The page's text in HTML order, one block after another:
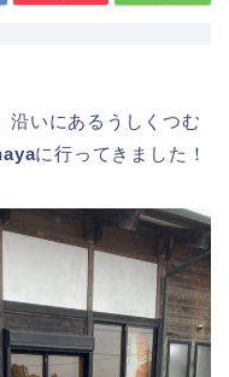
沿いにあるうしくつむ
に行ってきました！